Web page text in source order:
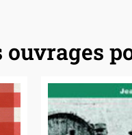
ouvrages